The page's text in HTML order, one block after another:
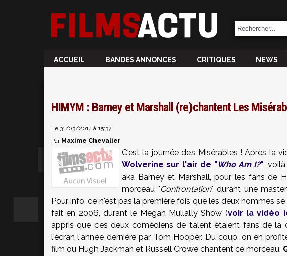
ACCUEIL BANDES ANNONCES CRITIQUES NEWS
HIMYM : Barney et Marshall (re)chantent Les
Le 31/03/2014 à 15:37
Par Maxime Chevalier
C'est la journée des Misérables ! Après la
Wolverine sur l'air de " Who Am I?",
aka Barney et Marshall, pour les fans de
morceau "Confrontation", durant une
Pour info, ce n'est pas la première fois que les deux hommes
fait en 2006, durant le Megan Mullally Show (voir la vidéo
appris que ces deux comédiens de talent étaient fans de la
l'écran l'année dernière par Tom Hooper. Du coup, on en
film où Hugh Jackman et Russell Crowe chantent ce morceau.